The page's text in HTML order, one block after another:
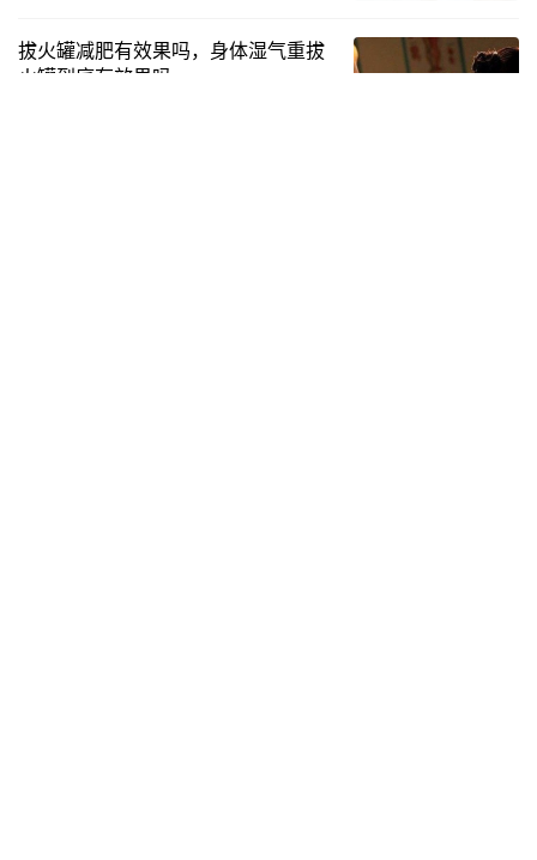
拔火罐减肥有效果吗，身体湿气重拔
火罐到底有效果吗